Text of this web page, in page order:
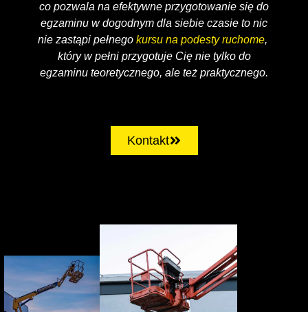
co pozwala na efektywne przygotowanie się do
egzaminu w dogodnym dla siebie czasie to nic
nie zastąpi pełnego kursu na podesty ruchome,
który w pełni przygotuje Cię nie tylko do
egzaminu teoretycznego, ale też praktycznego.
Kontakt